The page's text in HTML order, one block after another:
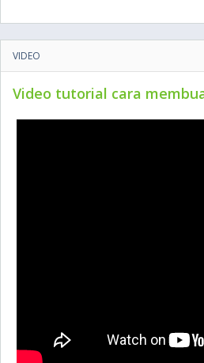
VIDEO
Video tutorial cara